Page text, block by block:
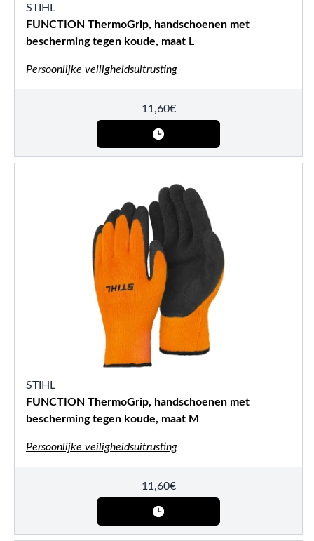
STIHL
FUNCTION ThermoGrip, handschoenen met
bescherming tegen koude, maat L
Persoonlijke veiligheidsuitrusting
11,60€
STIHL
FUNCTION ThermoGrip, handschoenen met
bescherming tegen koude, maat M
Persoonlijke veiligheidsuitrusting
11,60€